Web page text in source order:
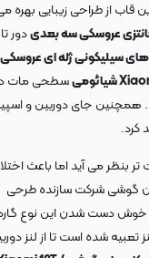
قاب از طراحی زیبایی بهره
عروسکی سه بعدیدور
سیلیکونی ژله ای عروسکی
سطحی مات
همچنین جای دوربین و
کرد.
می آید اما باعث
گوشی شرکت سازنده طرحی
خوش دست شدن این نوع گارد
شده است تا از لنز